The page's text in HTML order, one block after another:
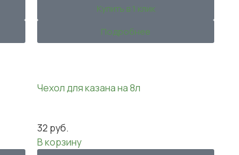
Купить в 1 клик
Подробнее
Чехол для казана на 8л
32 руб.
В корзину